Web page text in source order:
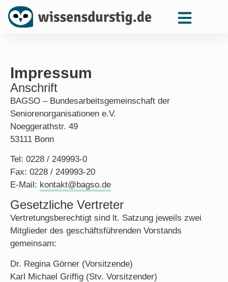
Impressum
Anschrift
BAGSO – Bundesarbeitsgemeinschaft der
Seniorenorganisationen e.V.
Noeggerathstr. 49
53111 Bonn
Tel: 0228 / 249993-0
Fax: 0228 / 249993-20
E-Mail: kontakt@bagso.de
Gesetzliche Vertreter
Vertretungsberechtigt sind lt. Satzung jeweils zwei
Mitglieder des geschäftsführenden Vorstands
gemeinsam:
Dr. Regina Görner (Vorsitzende)
Karl Michael Griffig (Stv. Vorsitzender)